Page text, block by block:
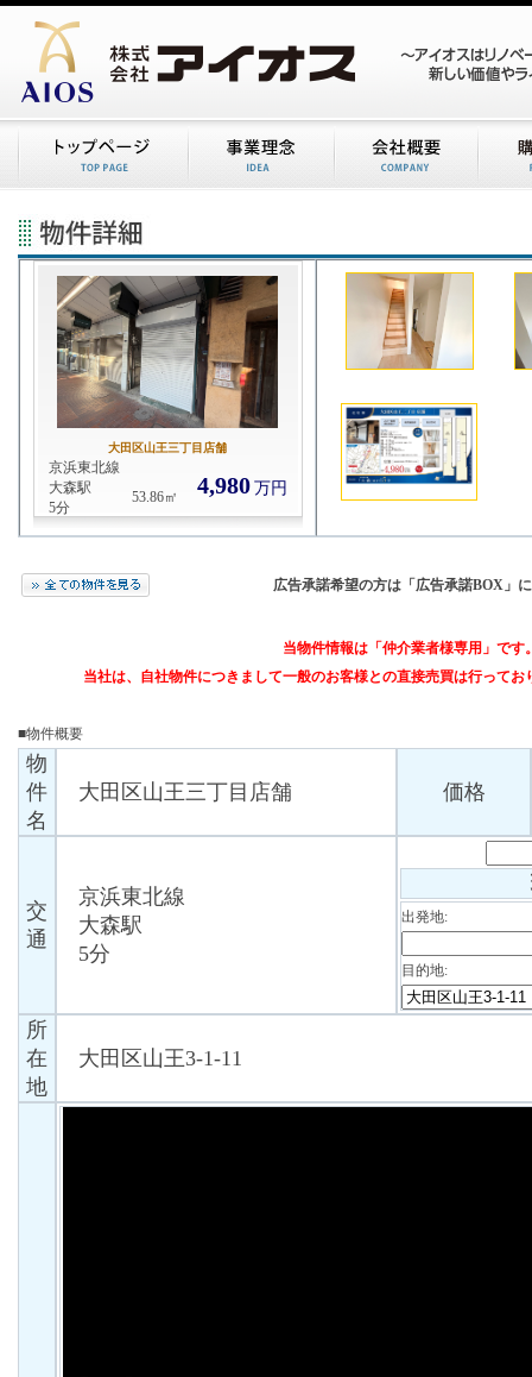
大田区山王三丁目店舗
京浜東北線
大森駅
5分
53.86㎡ 4,980 万円
広告承諾希望の方は「広告承諾BOX」
当物件情報は「仲介業者様専用」です
当社は、自社物件につきまして一般のお客様との直接売買は行って
■物件概要
物
件
名
大田区山王三丁目店舗 価格
交
通
京浜東北線
大森駅
5分
出発地:
目的地:
所
在
地
大田区山王3-1-11